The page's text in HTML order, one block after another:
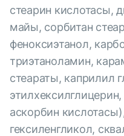
стеарин кислотасы,
майы, сорбитан
феноксиэтанол,
триэтаноламин,
стеараты, каприлил
аскорбин
гексиленгликол,